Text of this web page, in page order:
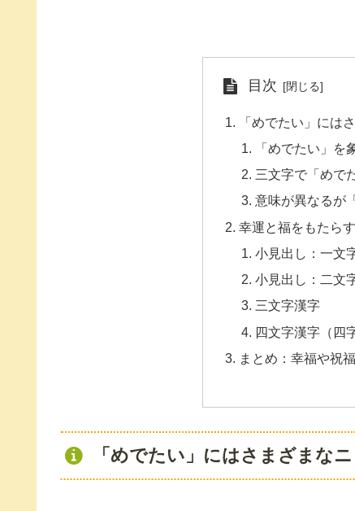
目次
「めでたい」には
「めでたい」を
三文字で「めで
意味が異なるが
幸運と福をもたら
小見出し：一文
小見出し：二文
三文字漢字
四文字漢字（四
まとめ：幸福や祝
「めでたい」にはさまざまな